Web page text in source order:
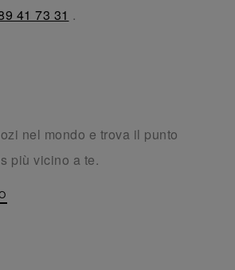
41 73 31 .
nel mondo e trova il punto
più vicino a te.